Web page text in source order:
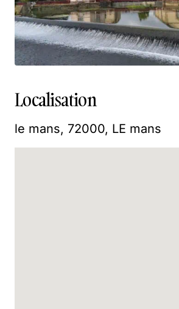
Localisation
le mans, 72000, LE mans